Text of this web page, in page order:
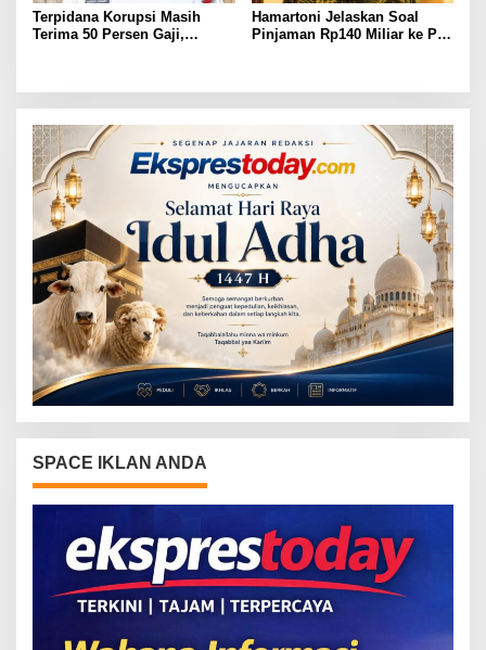
Terpidana Korupsi Masih
Terima 50 Persen Gaji,
Hamartoni Jelaskan Soal
Pinjaman Rp140 Miliar ke PT
SPACE IKLAN ANDA